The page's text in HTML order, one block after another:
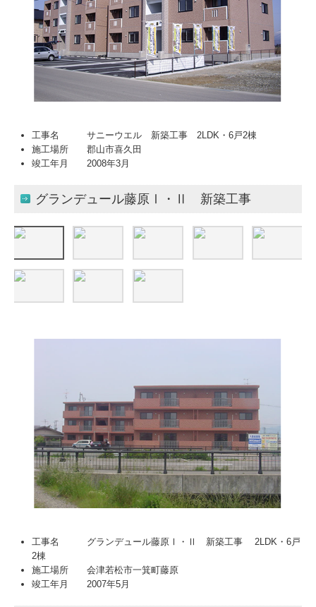
工事名 サニーウエル 新築工事 2LDK・6戸2棟
施工場所 郡山市喜久田
竣工年月 2008年3月
グランデュール藤原Ⅰ・Ⅱ 新築工事
工事名 グランデュール藤原Ⅰ・Ⅱ 新築工事 2LDK・6戸
2棟
施工場所 会津若松市一箕町藤原
竣工年月 2007年5月